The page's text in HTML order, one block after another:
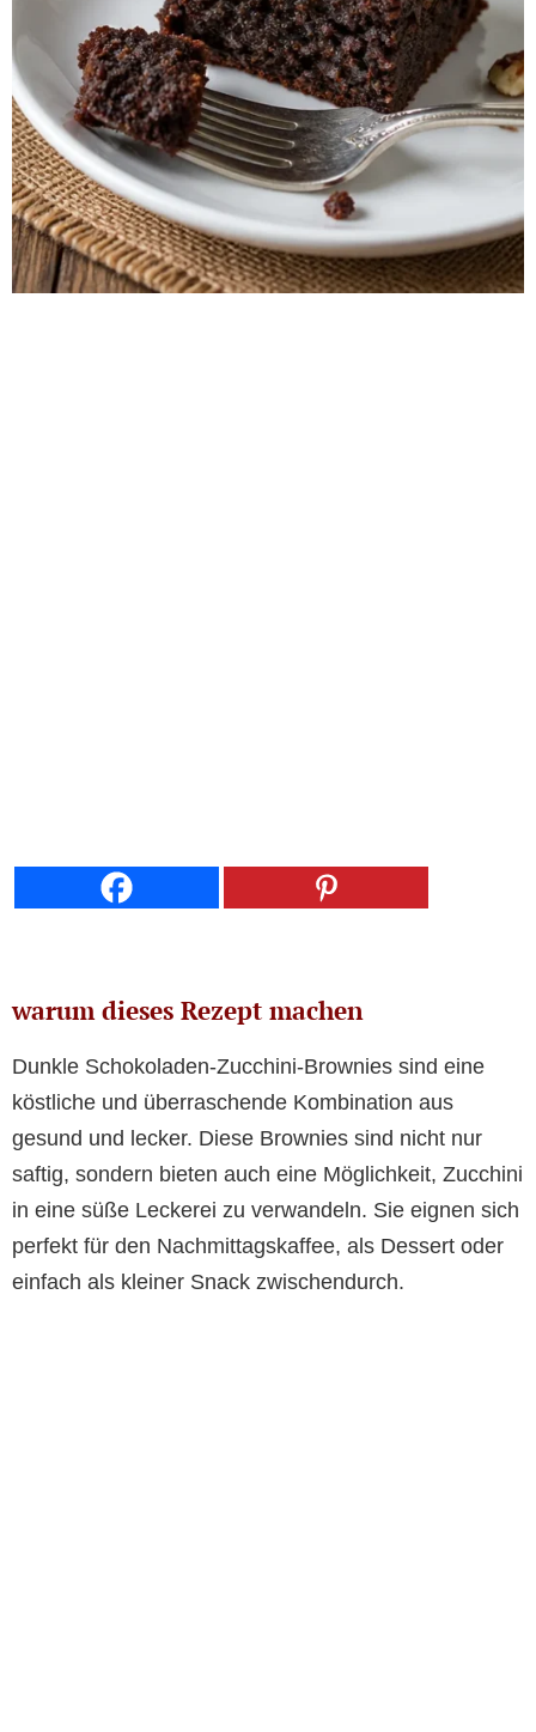
warum dieses Rezept machen
Dunkle Schokoladen-Zucchini-Brownies sind eine
köstliche und überraschende Kombination aus
gesund und lecker. Diese Brownies sind nicht nur
saftig, sondern bieten auch eine Möglichkeit, Zucchini
in eine süße Leckerei zu verwandeln. Sie eignen sich
perfekt für den Nachmittagskaffee, als Dessert oder
einfach als kleiner Snack zwischendurch.